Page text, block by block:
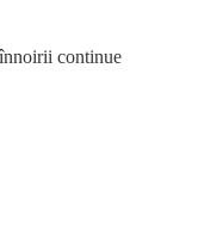
continue